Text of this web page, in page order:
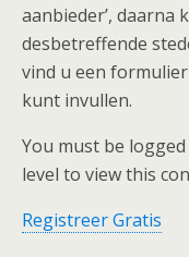
aanbieder’, daarna
desbetreffende
vind u een
kunt invullen.
You must be
level to view this
Registreer Gratis